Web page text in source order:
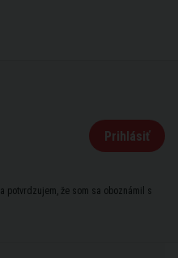
Prihlásiť
a potvrdzujem, že som sa oboznámil s